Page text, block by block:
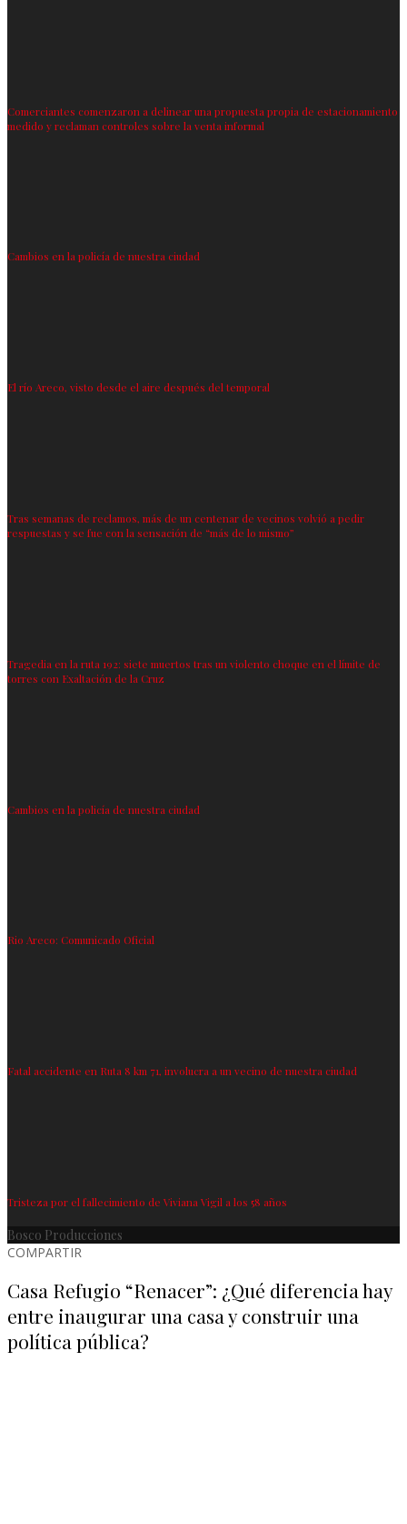
Comerciantes comenzaron a delinear una propuesta propia de estacionamiento
medido y reclaman controles sobre la venta informal
Cambios en la policía de nuestra ciudad
El río Areco, visto desde el aire después del temporal
Tras semanas de reclamos, más de un centenar de vecinos volvió a pedir
respuestas y se fue con la sensación de “más de lo mismo”
Tragedia en la ruta 192: siete muertos tras un violento choque en el límite de
torres con Exaltación de la Cruz
Cambios en la policía de nuestra ciudad
Rio Areco: Comunicado Oficial
Fatal accidente en Ruta 8 km 71, involucra a un vecino de nuestra ciudad
Tristeza por el fallecimiento de Viviana Vigil a los 58 años
Bosco Producciones
COMPARTIR
Casa Refugio “Renacer”: ¿Qué diferencia hay
entre inaugurar una casa y construir una
política pública?